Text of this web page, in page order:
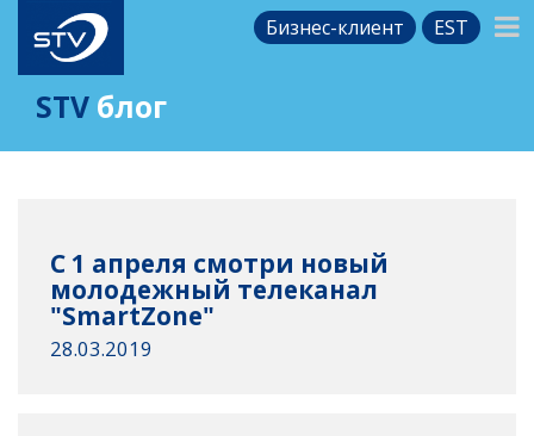
Бизнес-клиент EST
STV блог
С 1 апреля смотри новый
молодежный телеканал
"SmartZone"
28.03.2019